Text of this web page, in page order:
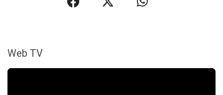
Web TV